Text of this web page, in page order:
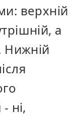
верхній
а
Нижній
ні,